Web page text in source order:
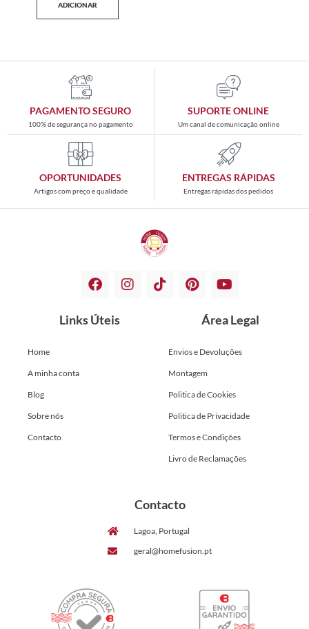
ADICIONAR
PAGAMENTO SEGURO
100% de segurança no pagamento
SUPORTE ONLINE
Um canal de comunicação online
OPORTUNIDADES
Artigos com preço e qualidade
ENTREGAS RÁPIDAS
Entregas rápidas dos pedidos
Links Úteis
Home
A minha conta
Blog
Sobre nós
Contacto
Área Legal
Envios e Devoluções
Montagem
Politica de Cookies
Politica de Privacidade
Termos e Condições
Livro de Reclamações
Contacto
Lagoa, Portugal
geral@homefusion.pt